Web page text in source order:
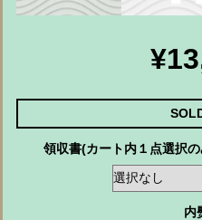
領収書(カート内１点選択
内